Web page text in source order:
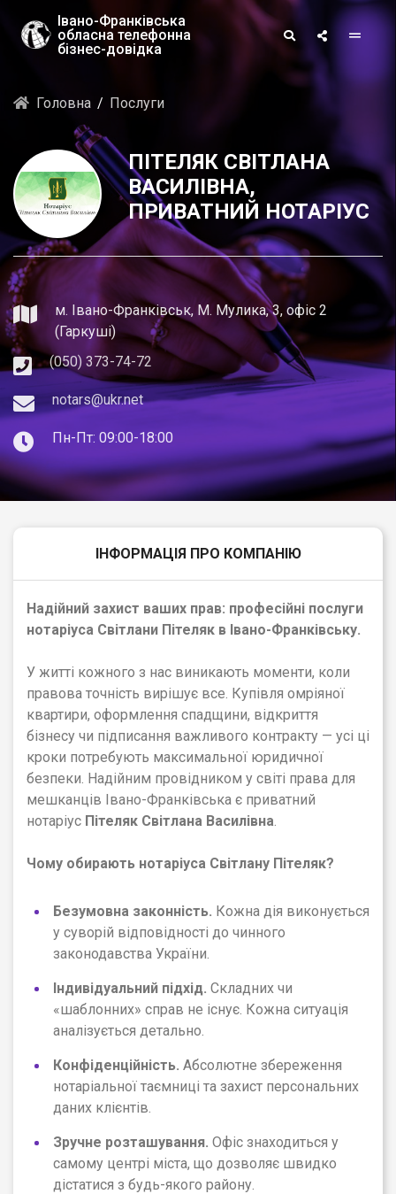
Івано-Франківська
обласна телефонна
бізнес-довідка
Головна Послуги
ПІТЕЛЯК СВІТЛАНА
ВАСИЛІВНА,
ПРИВАТНИЙ НОТАРІУС
м. Івано-Франківськ, М. Мулика, 3, офіс 2
(Гаркуші)
(050) 373-74-72
notars@ukr.net
Пн-Пт: 09:00-18:00
ІНФОРМАЦІЯ ПРО КОМПАНІЮ
Надійний захист ваших прав: професійні послуги
нотаріуса Світлани Пітеляк в Івано-Франківську.
У житті кожного з нас виникають моменти, коли
правова точність вирішує все. Купівля омріяної
квартири, оформлення спадщини, відкриття
бізнесу чи підписання важливого контракту — усі ці
кроки потребують максимальної юридичної
безпеки. Надійним провідником у світі права для
мешканців Івано-Франківська є приватний
нотаріус Пітеляк Світлана Василівна.
Чому обирають нотаріуса Світлану Пітеляк?
Безумовна законність. Кожна дія виконується
у суворій відповідності до чинного
законодавства України.
Індивідуальний підхід. Складних чи
«шаблонних» справ не існує. Кожна ситуація
аналізується детально.
Конфіденційність. Абсолютне збереження
нотаріальної таємниці та захист персональних
даних клієнтів.
Зручне розташування. Офіс знаходиться у
самому центрі міста, що дозволяє швидко
дістатися з будь-якого району.